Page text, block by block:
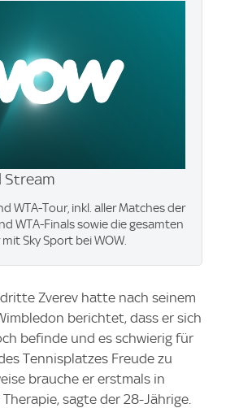
Stream
WTA-Tour, inkl. aller Matches der
WTA-Finals sowie die gesamten
Sky Sport bei WOW.
Zverev hatte nach seinem
berichtet, dass er sich
befinde und es schwierig für
Tennisplatzes Freude zu
brauche er erstmals in
sagte der 28-Jährige.